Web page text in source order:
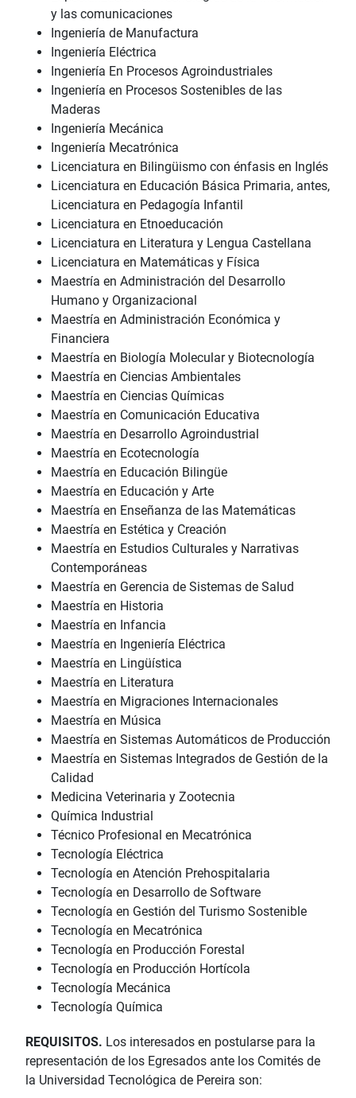
y las comunicaciones
Ingeniería de Manufactura
Ingeniería Eléctrica
Ingeniería En Procesos Agroindustriales
Ingeniería en Procesos Sostenibles de las
Maderas
Ingeniería Mecánica
Ingeniería Mecatrónica
Licenciatura en Bilingüismo con énfasis en Inglés
Licenciatura en Educación Básica Primaria, antes,
Licenciatura en Pedagogía Infantil
Licenciatura en Etnoeducación
Licenciatura en Literatura y Lengua Castellana
Licenciatura en Matemáticas y Física
Maestría en Administración del Desarrollo
Humano y Organizacional
Maestría en Administración Económica y
Financiera
Maestría en Biología Molecular y Biotecnología
Maestría en Ciencias Ambientales
Maestría en Ciencias Químicas
Maestría en Comunicación Educativa
Maestría en Desarrollo Agroindustrial
Maestría en Ecotecnología
Maestría en Educación Bilingüe
Maestría en Educación y Arte
Maestría en Enseñanza de las Matemáticas
Maestría en Estética y Creación
Maestría en Estudios Culturales y Narrativas
Contemporáneas
Maestría en Gerencia de Sistemas de Salud
Maestría en Historia
Maestría en Infancia
Maestría en Ingeniería Eléctrica
Maestría en Lingüística
Maestría en Literatura
Maestría en Migraciones Internacionales
Maestría en Música
Maestría en Sistemas Automáticos de Producción
Maestría en Sistemas Integrados de Gestión de la
Calidad
Medicina Veterinaria y Zootecnia
Química Industrial
Técnico Profesional en Mecatrónica
Tecnología Eléctrica
Tecnología en Atención Prehospitalaria
Tecnología en Desarrollo de Software
Tecnología en Gestión del Turismo Sostenible
Tecnología en Mecatrónica
Tecnología en Producción Forestal
Tecnología en Producción Hortícola
Tecnología Mecánica
Tecnología Química
REQUISITOS. Los interesados en postularse para la
representación de los Egresados ante los Comités de
la Universidad Tecnológica de Pereira son: